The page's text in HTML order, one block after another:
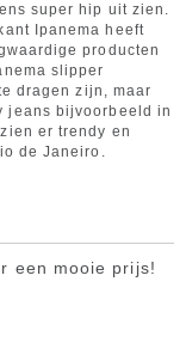
super hip uit zien.
Ipanema heeft
producten
slipper
dragen zijn, maar
jeans bijvoorbeeld in
er trendy en
de Janeiro.
een mooie prijs!